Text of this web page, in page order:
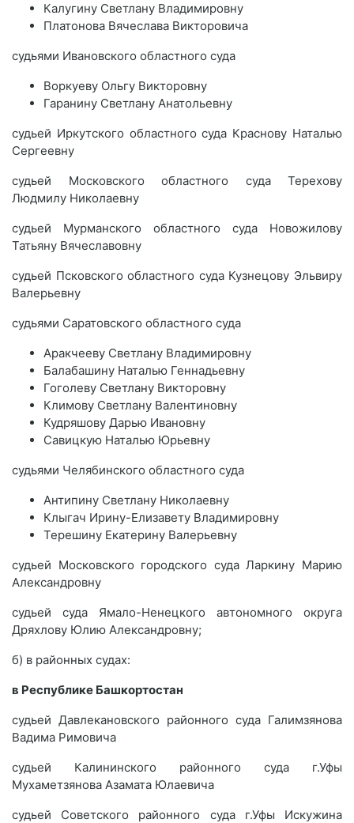
Калугину Светлану Владимировну
Платонова Вячеслава Викторовича
судьями Ивановского областного суда
Воркуеву Ольгу Викторовну
Гаранину Светлану Анатольевну
судьей Иркутского областного суда Краснову Наталью
Сергеевну
судьей Московского областного суда Терехову
Людмилу Николаевну
судьей Мурманского областного суда Новожилову
Татьяну Вячеславовну
судьей Псковского областного суда Кузнецову Эльвиру
Валерьевну
судьями Саратовского областного суда
Аракчееву Светлану Владимировну
Балабашину Наталью Геннадьевну
Гоголеву Светлану Викторовну
Климову Светлану Валентиновну
Кудряшову Дарью Ивановну
Савицкую Наталью Юрьевну
судьями Челябинского областного суда
Антипину Светлану Николаевну
Клыгач Ирину-Елизавету Владимировну
Терешину Екатерину Валерьевну
судьей Московского городского суда Ларкину Марию
Александровну
судьей суда Ямало-Ненецкого автономного округа
Дряхлову Юлию Александровну;
б) в районных судах:
в Республике Башкортостан
судьей Давлекановского районного суда Галимзянова
Вадима Римовича
судьей Калининского районного суда г.Уфы
Мухаметзянова Азамата Юлаевича
судьей Советского районного суда г.Уфы Искужина